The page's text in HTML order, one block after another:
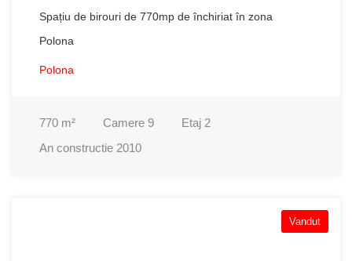
Spațiu de birouri de 770mp de închiriat în zona
Polona
Polona
770 m² Camere 9 Etaj 2
An constructie 2010
Vandut